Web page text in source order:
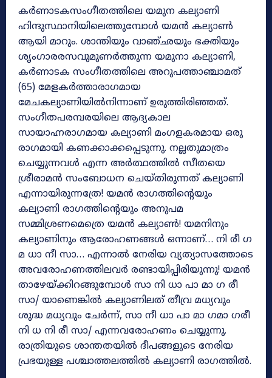
കർണാടകസംഗീതത്തിലെ യമുന കല്യാണി
ഹിന്ദുസ്ഥാനിയിലെത്തുമ്പോൾ യമൻ കല്യാൺ
ആയി മാറും. ശാന്തിയും വാഞ്ഛയും ഭക്തിയും
ശൃംഗാരരസവുമുണർത്തുന്ന യമുനാ കല്യാണി,
കർണാടക സംഗീതത്തിലെ അറുപത്താഞ്ചാമത്
(65) മേളകർത്താരാഗമായ
മേചകല്യാണിയിൽനിന്നാണ് ഉരുത്തിരിഞ്ഞത്.
സംഗീതപരമ്പരയിലെ ആദ്യകാല
സായാഹ്നരാഗമായ കല്യാണി മംഗളകരമായ ഒരു
രാഗമായി കണക്കാക്കപ്പെടുന്നു. നല്ലതുമാത്രം
ചെയ്യുന്നവള്‍ എന്ന അര്‍ത്ഥത്തില്‍ സീതയെ
ശ്രീരാമന്‍ സംബോധന ചെയ്തിരുന്നത് കല്യാണി
എന്നായിരുന്നത്രേ! യമൻ രാഗത്തിന്റെയും
കല്യാണി രാഗത്തിന്റെയും അനുപമ
സമ്മിശ്രണമെത്രെ യമൻ കല്യാൺ! യമനിനും
കല്യാണിനും ആരോഹണങ്ങൾ ഒന്നാണ്… നി രീ ഗ
മ ധാ നീ സാ… എന്നാൽ നേരിയ വ്യത്യാസത്തോടെ
അവരോഹണത്തിലവർ രണ്ടായിപ്പിരിയുന്നു! യമൻ
താഴേയ്ക്കിറങ്ങുമ്പോൾ സാ നി ധാ പാ മാ ഗ രീ
സാ/ യാണെങ്കിൽ കല്യാണിലത് തീവ്ര മധ്യവും
ശുദ്ധ മധ്യവും ചേർന്ന്, സാ നീ ധാ പാ മാ ഗമാ ഗരീ
നി ധ നി രീ സാ/ എന്നവരോഹണം ചെയ്യുന്നു.
രാത്രിയുടെ ശാന്തതയിൽ ദീപങ്ങളുടെ നേരിയ
പ്രഭയുള്ള പശ്ചാത്തലത്തിൽ കല്യാണി രാഗത്തിൽ.